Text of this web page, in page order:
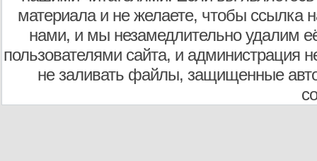
материала и не желаете, чтобы ссылка
нами, и мы незамедлительно удалим
пользователями сайта, и администрация
не заливать файлы, защищенные